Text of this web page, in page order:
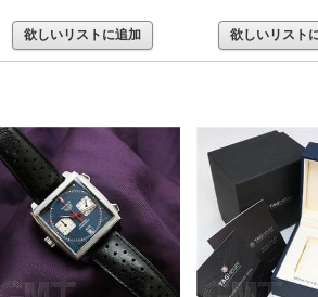
欲しいリストに追加 欲しいリスト